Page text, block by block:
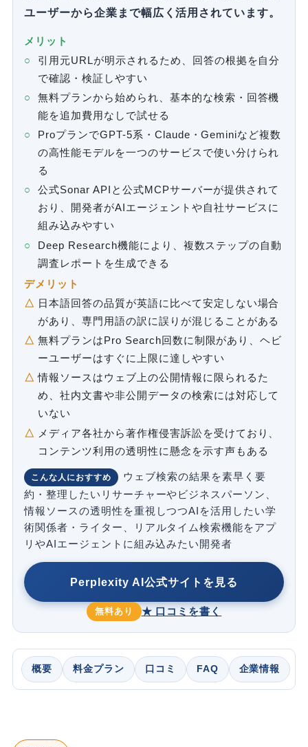
ユーザーから企業まで幅広く活用されています。
メリット
引用元URLが明示されるため、回答の根拠を自分
で確認・検証しやすい
無料プランから始められ、基本的な検索・回答機
能を追加費用なしで試せる
ProプランでGPT-5系・Claude・Geminiなど複数
の高性能モデルを一つのサービスで使い分けられ
る
公式Sonar APIと公式MCPサーバーが提供されて
おり、開発者がAIエージェントや自社サービスに
組み込みやすい
Deep Research機能により、複数ステップの自動
調査レポートを生成できる
デメリット
日本語回答の品質が英語に比べて安定しない場合
があり、専門用語の訳に誤りが混じることがある
無料プランはPro Search回数に制限があり、ヘビ
ーユーザーはすぐに上限に達しやすい
情報ソースはウェブ上の公開情報に限られるた
め、社内文書や非公開データの検索には対応して
いない
メディア各社から著作権侵害訴訟を受けており、
コンテンツ利用の透明性に懸念を示す声もある
こんな人におすすめ
ウェブ検索の結果を素早く要
約・整理したいリサーチャーやビジネスパーソン、
情報ソースの透明性を重視しつつAIを活用したい学
術関係者・ライター、リアルタイム検索機能をアプ
リやAIエージェントに組み込みたい開発者
Perplexity AI公式サイトを見る
無料あり ★ 口コミを書く
概要 料金プラン 口コミ FAQ 企業情報